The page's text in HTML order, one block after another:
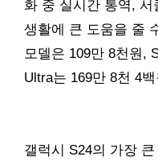
화 중 실시간 통역,
생활에 큰 도움을 줄
모델은 109만 8천원,
Ultra는 169만 8천 4
갤럭시 S24의 가장